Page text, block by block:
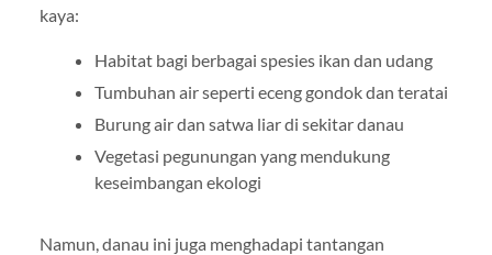
kaya:
Habitat bagi berbagai spesies ikan dan udang
Tumbuhan air seperti eceng gondok dan teratai
Burung air dan satwa liar di sekitar danau
Vegetasi pegunungan yang mendukung
keseimbangan ekologi
Namun, danau ini juga menghadapi tantangan